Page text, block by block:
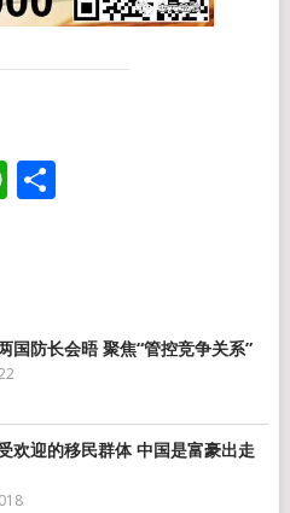
WhatsApp
分
国防长会晤 聚焦“管控竞争关系”
欢迎的移民群体 中国是富豪出走